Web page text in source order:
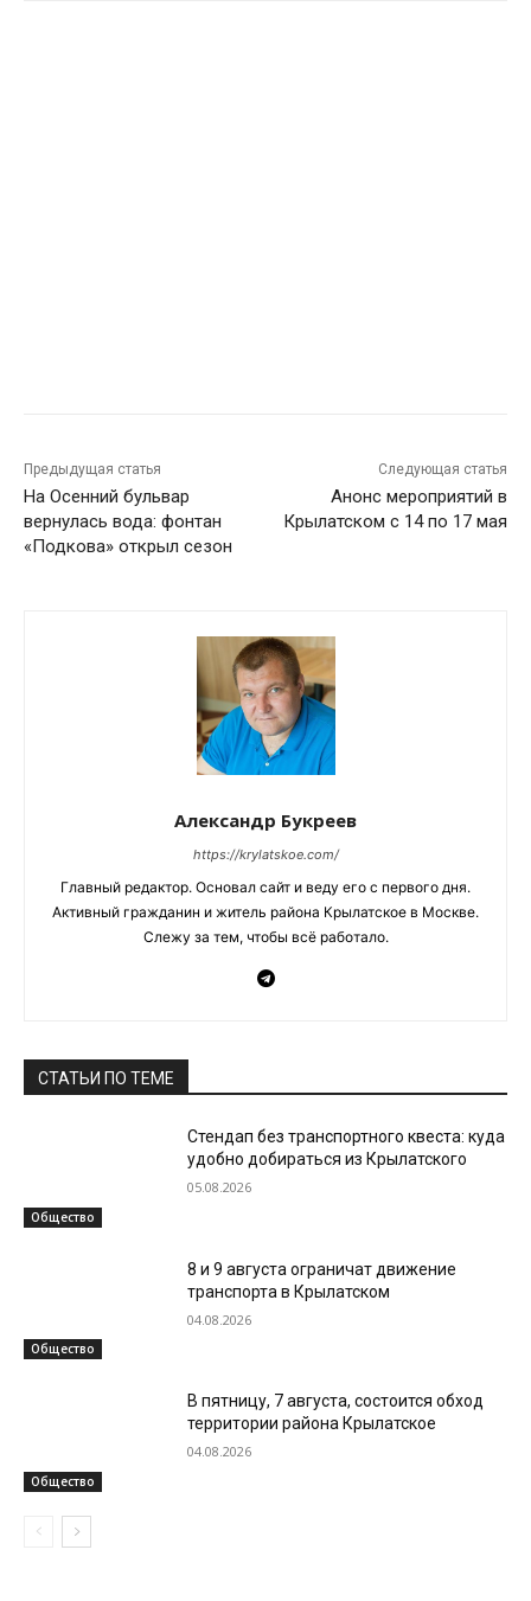
Предыдущая статья
На Осенний бульвар
вернулась вода: фонтан
«Подкова» открыл сезон
Следующая статья
Анонс мероприятий в
Крылатском с 14 по 17 мая
Александр Букреев
https://krylatskoe.com/
Главный редактор. Основал сайт и веду его с первого дня.
Активный гражданин и житель района Крылатское в Москве.
Слежу за тем, чтобы всё работало.
СТАТЬИ ПО ТЕМЕ
Общество
Стендап без транспортного квеста: куда
удобно добираться из Крылатского
05.08.2026
Общество
8 и 9 августа ограничат движение
транспорта в Крылатском
04.08.2026
Общество
В пятницу, 7 августа, состоится обход
территории района Крылатское
04.08.2026